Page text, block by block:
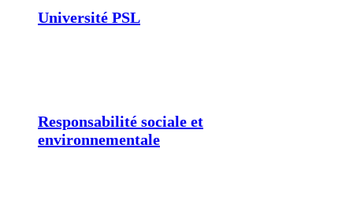
Université PSL
Responsabilité sociale et
environnementale